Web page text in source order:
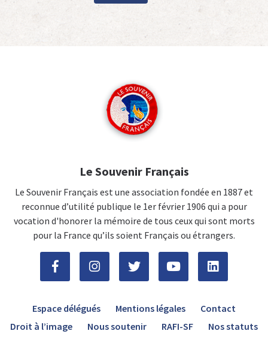
Le Souvenir Français
Le Souvenir Français est une association fondée en 1887 et
reconnue d’utilité publique le 1er février 1906 qui a pour
vocation d'honorer la mémoire de tous ceux qui sont morts
pour la France qu’ils soient Français ou étrangers.
Espace délégués Mentions légales
Contact
Droit à l’image
Nous soutenir RAFI-SF Nos statuts